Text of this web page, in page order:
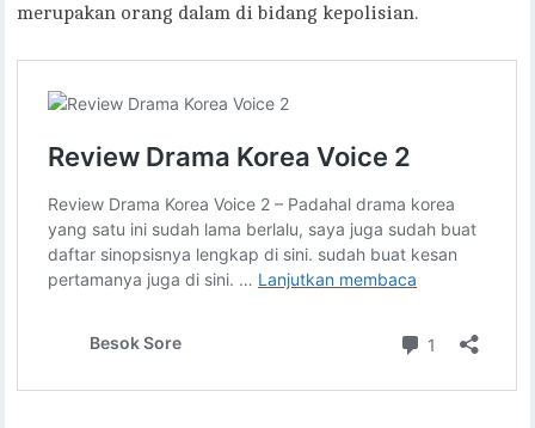
merupakan orang dalam di bidang kepolisian.